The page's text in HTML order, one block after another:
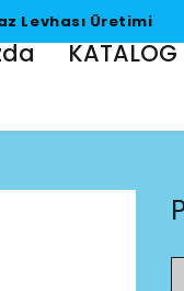
Levhası Üretimi
KATALOG